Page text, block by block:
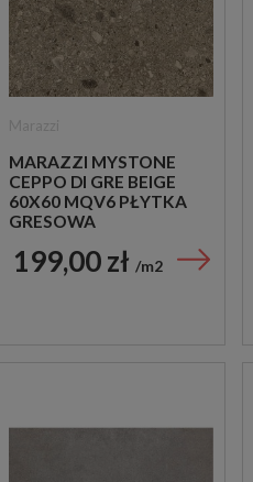
MARAZZI MYSTONE
CEPPO DI GRE BEIGE
60X60 MQV6 PŁYTKA
GRESOWA
199,00 zł m2